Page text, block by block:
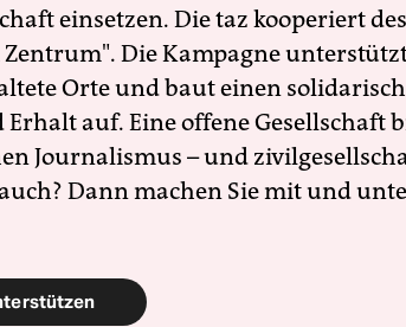
einsetzen. Die taz kooperiert
Die Kampagne
Orte und baut einen
Erhalt auf. Eine offene Gesellschaft
Journalismus – und
Dann machen Sie mit und